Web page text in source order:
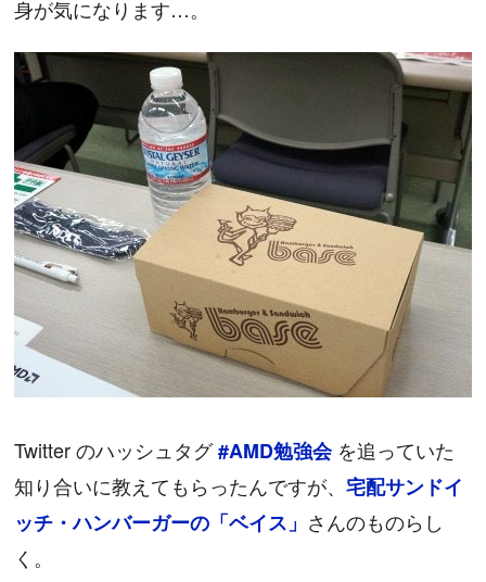
身が気になります…。
Twitter のハッシュタグ#AMD勉強会を追っていた
知り合いに教えてもらったんですが、宅配サンドイ
ッチ・ハンバーガーの「ベイス」 さんのものらし
く。